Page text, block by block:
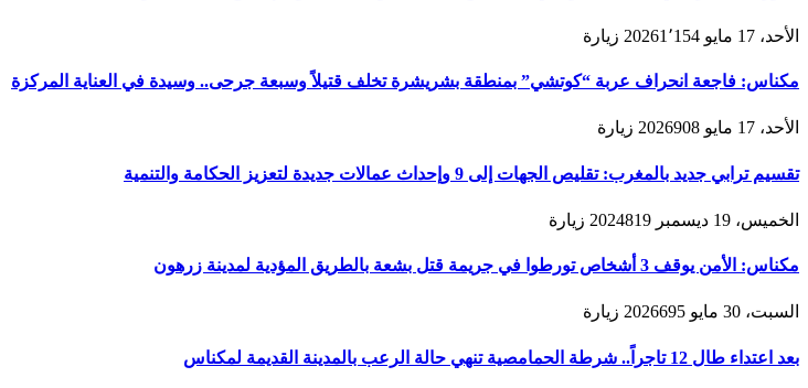
الأحد، 17 مايو 2026 1٬154 زيارة
مكناس: فاجعة انحراف عربة “كوتشي” بمنطقة بشريشرة تخلف قتيلاً وسبعة جرحى.. وسيدة في العناية المركزة
الأحد، 17 مايو 2026 908 زيارة
تقسيم ترابي جديد بالمغرب: تقليص الجهات إلى 9 وإحداث عمالات جديدة لتعزيز الحكامة والتنمية
الخميس، 19 ديسمبر 2024 819 زيارة
مكناس: الأمن يوقف 3 أشخاص تورطوا في جريمة قتل بشعة بالطريق المؤدية لمدينة زرهون
السبت، 30 مايو 2026 695 زيارة
بعد اعتداء طال 12 تاجراً.. شرطة الحمامصية تنهي حالة الرعب بالمدينة القديمة لمكناس